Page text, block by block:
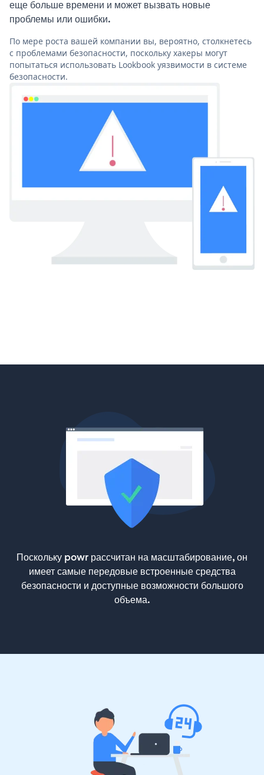
еще больше времени и может вызвать новые
проблемы или ошибки.
По мере роста вашей компании вы, вероятно, столкнетесь
с проблемами безопасности, поскольку хакеры могут
попытаться использовать Lookbook уязвимости в системе
безопасности.
Поскольку powr рассчитан на масштабирование, он
имеет самые передовые встроенные средства
безопасности и доступные возможности большого
объема.